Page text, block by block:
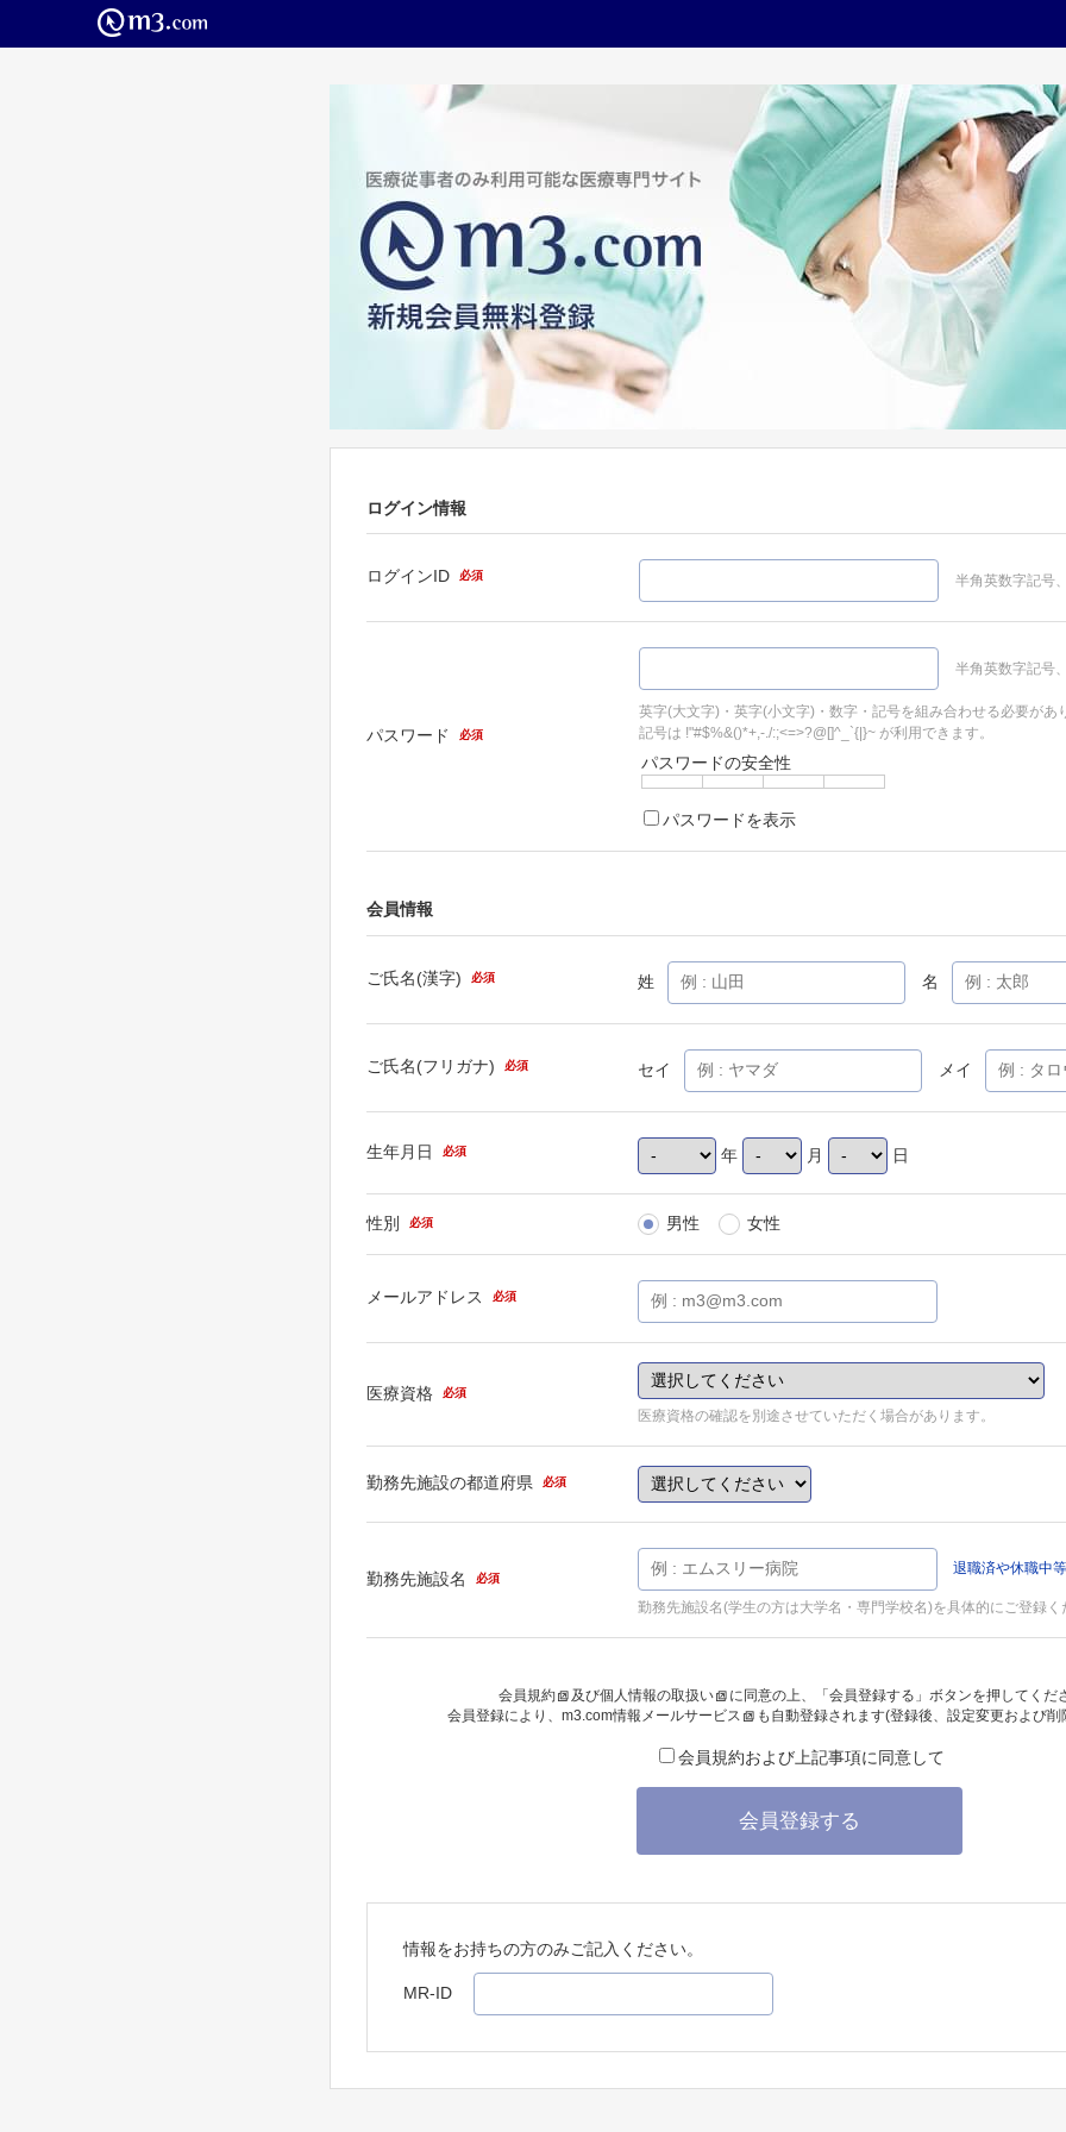
ログイン情報
ログインID 必須 半角英数字記号
パスワード 必須
半角英数字記号
英字(大文字)・英字(小文字)・数字・記号を組み合わせる必要があ
記号は !"#$%&()*+,-./:;<=>?@[]^_`{|}~ が利用できます。
パスワードの安全性
パスワードを表示
会員情報
ご氏名(漢字) 必須 姓 名
ご氏名(フリガナ) 必須 セイ メイ
生年月日 必須 年 月 日
性別 必須 男性 女性
メールアドレス 必須
医療資格 必須
医療資格の確認を別途させていただく場合があります。
勤務先施設の都道府県 必須
勤務先施設名 必須
退職済や休職中
勤務先施設名(学生の方は大学名・専門学校名)を具体的にご登録く
会員規約 及び個人情報の取扱い
に同意の上、「会員登録する」ボタンを押してくだ
会員登録により、 m3.com情報メールサービス も自動登録されます(登録後、設定変更および
会員規約および上記事項に同意して
会員登録する
情報をお持ちの方のみご記入ください。
MR-ID